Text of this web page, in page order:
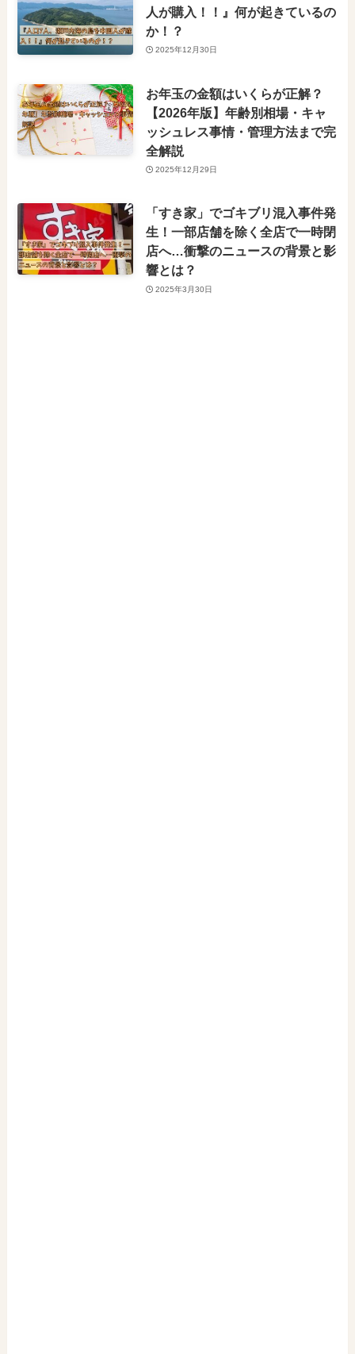
人が購入！！』何が起きているの
か！？
2025年12月30日
お年玉の金額はいくらが正解？
【2026年版】年齢別相場・キャ
ッシュレス事情・管理方法まで完
全解説
2025年12月29日
「すき家」でゴキブリ混入事件発
生！一部店舗を除く全店で一時閉
店へ…衝撃のニュースの背景と影
響とは？
2025年3月30日